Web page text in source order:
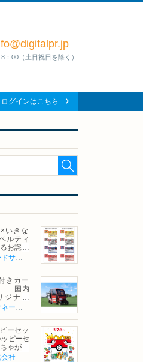
：00（土日祝日を除く）
ログインはこちら
いきな
ルティ
お詫び
案内
きカー
国内
ナル
カー
ーセッ
ッピーセ
ゃが期
社